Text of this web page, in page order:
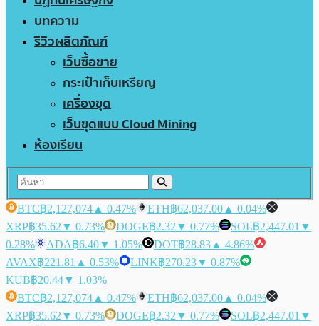
บทความ
รีวิวผลิตภัณฑ์
เว็บซื้อขาย
กระเป๋าเก็บเหรียญ
เครื่องขุด
เว็บขุดแบบ Cloud Mining
ห้องเรียน
BTC฿2,127,074 ▲ 0.47% ETH฿62,037.00 ▲ 0.04%
XRP฿35.62 ▼ 0.73% DOGE฿2.32 ▼ 0.77% SOL฿2,447.01 ▼
0.28%
ADA฿6.40▼ 1.05% DOT฿28.83 ▲ 4.86%
AVAX฿221.81 ▲ 0.53% LINK฿270.23▼ 0.87%
KUB฿20.44▼ 1.03%
BTC฿2,127,074 ▲ 0.47% ETH฿62,037.00 ▲ 0.04%
XRP฿35.62 ▼ 0.73% DOGE฿2.32 ▼ 0.77% SOL฿2,447.01 ▼